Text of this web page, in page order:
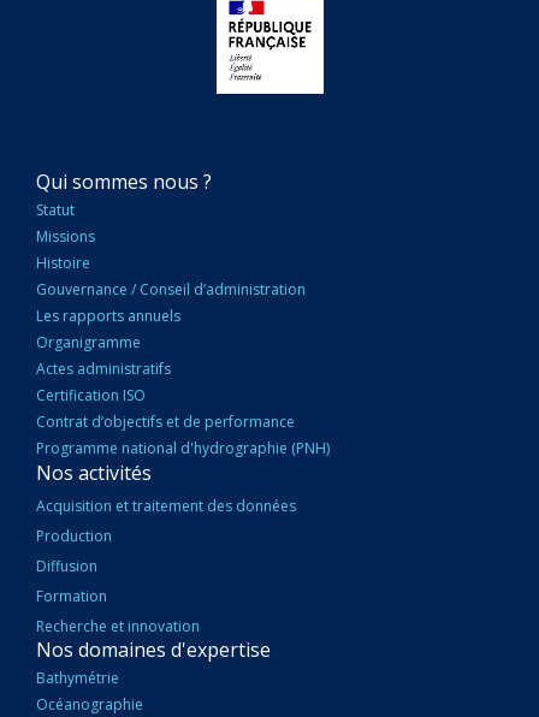
NAVIGATION
PRINCIPALE
Qui sommes nous ?
Statut
Missions
Histoire
Gouvernance / Conseil d’administration
Les rapports annuels
Organigramme
Actes administratifs
Certification ISO
Contrat d’objectifs et de performance
Programme national d'hydrographie (PNH)
Nos activités
Acquisition et traitement des données
Production
Diffusion
Formation
Recherche et innovation
Nos domaines d'expertise
Bathymétrie
Océanographie